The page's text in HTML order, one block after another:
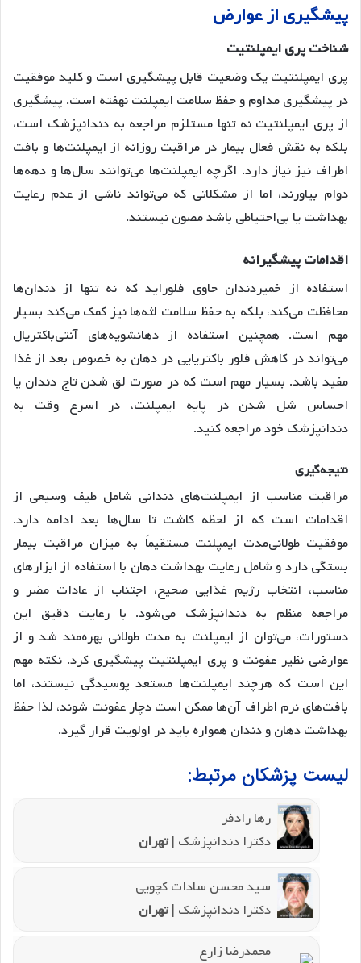
پیشگیری ازعوارض
شناختپریایمپلنتیت
پری ایمپلنتیت یک وضعیت قابل پیشگیری است و کلید موفقیت
در پیشگیری مداوم و حفظ سلامت ایمپلنت نهفته است. پیشگیری
از پری ایمپلنتیت نه تنها مستلزم مراجعه به دندانپزشک است،
بلکه به نقش فعال بیمار در مراقبت روزانه از ایمپلنت‌ها و بافت
اطراف نیز نیاز دارد. اگرچه ایمپلنت‌ها می‌توانند سال‌ها و دهه‌ها
دوام بیاورند، اما از مشکلاتی که می‌تواند ناشی از عدم رعایت
بهداشت یا بی‌احتیاطی باشد مصون نیستند.
اقداماتپیشگیرانه
استفاده از خمیردندان حاوی فلوراید که نه تنها از دندان‌ها
محافظت می‌کند، بلکه به حفظ سلامت لثه‌ها نیز کمک می‌کند بسیار
مهم است. همچنین استفاده از دهانشویه‌های آنتی‌باکتریال
می‌تواند در کاهش فلور باکتریایی در دهان به خصوص بعد از غذا
مفید باشد. بسیار مهم است که در صورت لق شدن تاج دندان یا
احساس شل شدن در پایه ایمپلنت، در اسرع وقت به
دندانپزشک خود مراجعه کنید.
نتیجهگیری
مراقبت مناسب از ایمپلنت‌های دندانی شامل طیف وسیعی از
اقدامات است که از لحظه کاشت تا سال‌ها بعد ادامه دارد.
موفقیت طولانی‌مدت ایمپلنت مستقیماً به میزان مراقبت بیمار
بستگی دارد و شامل رعایت بهداشت دهان با استفاده از ابزارهای
مناسب، انتخاب رژیم غذایی صحیح، اجتناب از عادات مضر و
مراجعه منظم به دندانپزشک می‌شود. با رعایت دقیق این
دستورات، می‌توان از ایمپلنت به مدت طولانی بهره‌مند شد و از
عوارضی نظیر عفونت و پری ایمپلنتیت پیشگیری کرد. نکته مهم
این است که هرچند ایمپلنت‌ها مستعد پوسیدگی نیستند، اما
بافت‌های نرم اطراف آن‌ها ممکن است دچار عفونت شوند، لذا حفظ
بهداشت دهان و دندان همواره باید در اولویت قرار گیرد.
لیست پزشکان مرتبط:
رها رادفر
دکترا دندانپزشک | تهران
سید محسن سادات کچویی
دکترا دندانپزشک | تهران
محمدرضا زارع